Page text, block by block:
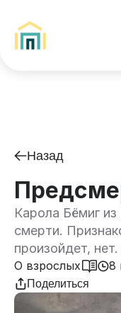
Назад
Карола Бёмиг из
смерти.
произойдет,
О взрослых 8
Поделиться